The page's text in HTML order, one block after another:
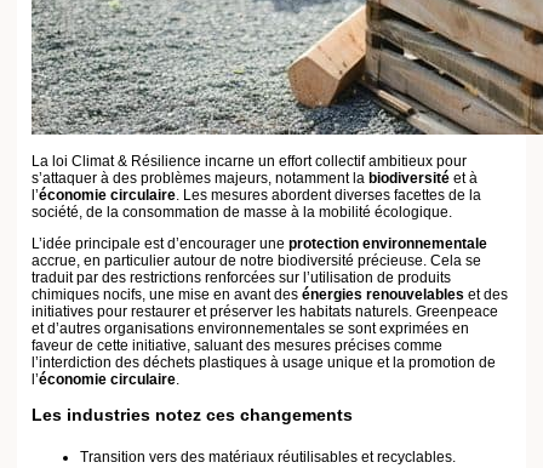
La mobilité écologique constitue un pilier central du plan Climat &
Résilience. Les efforts portent sur la réduction des émissions de CO2 grâce
à des modes de transport plus verts. Outre l’essor des véhicules
électriques, l’accent est mis sur l’importance du partage des transports et le
développement des infrastructures cyclables.
La révolution des transports quotidiens
Les collectivités locales sont encouragées à repenser leurs aménagements
urbains pour intégrer ces enjeux de mobilité écologique. Voici comment
elles s’y prennent :
Développement de pistes cyclables sécurisées.
Encouragement des transports en commun avec des véhicules plus
respectueux de l’environnement.
Ce virage enclenché nécessite cependant une collaboration renforcée
entre les gouvernements et les acteurs privés pour transformer